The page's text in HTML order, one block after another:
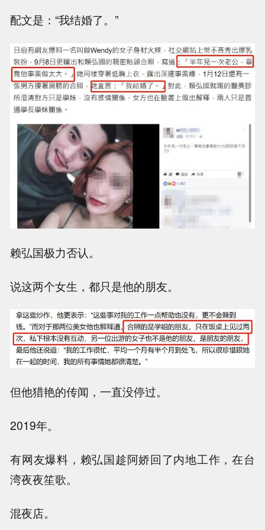
配文是：“我结婚了。”
赖弘国极力否认。
说这两个女生，都只是他的朋友。
但他猎艳的传闻，一直没停过。
2019年。
有网友爆料，赖弘国趁阿娇回了内地工作，在台
湾夜夜笙歌。
混夜店。